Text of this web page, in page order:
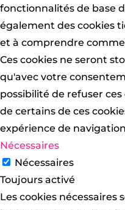
fonctionnalités de base
également des cookies
et à comprendre
Ces cookies ne seront
qu'avec votre
possibilité de refuser
de certains de ces
expérience de
Nécessaires
Nécessaires
Toujours activé
Les cookies nécessaires